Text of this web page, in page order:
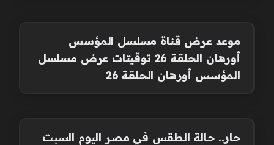
موعد عرض قناة مسلسل المؤسس
أورهان الحلقة 26 توقيتات عرض مسلسل
المؤسس أورهان الحلقة 26
حار.. حالة الطقس في مصر اليوم السبت